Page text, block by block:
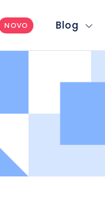
NOVO Blog